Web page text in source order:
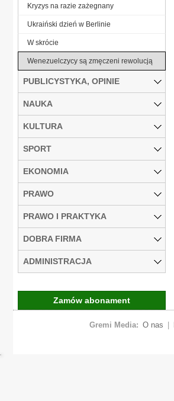
Kryzys na razie zażegnany
Ukraiński dzień w Berlinie
W skrócie
Wenezuelczycy są zmęczeni rewolucją
PUBLICYSTYKA, OPINIE
NAUKA
KULTURA
SPORT
EKONOMIA
PRAWO
PRAWO I PRAKTYKA
DOBRA FIRMA
ADMINISTRACJA
Zamów abonament
Gremi Media: O nas